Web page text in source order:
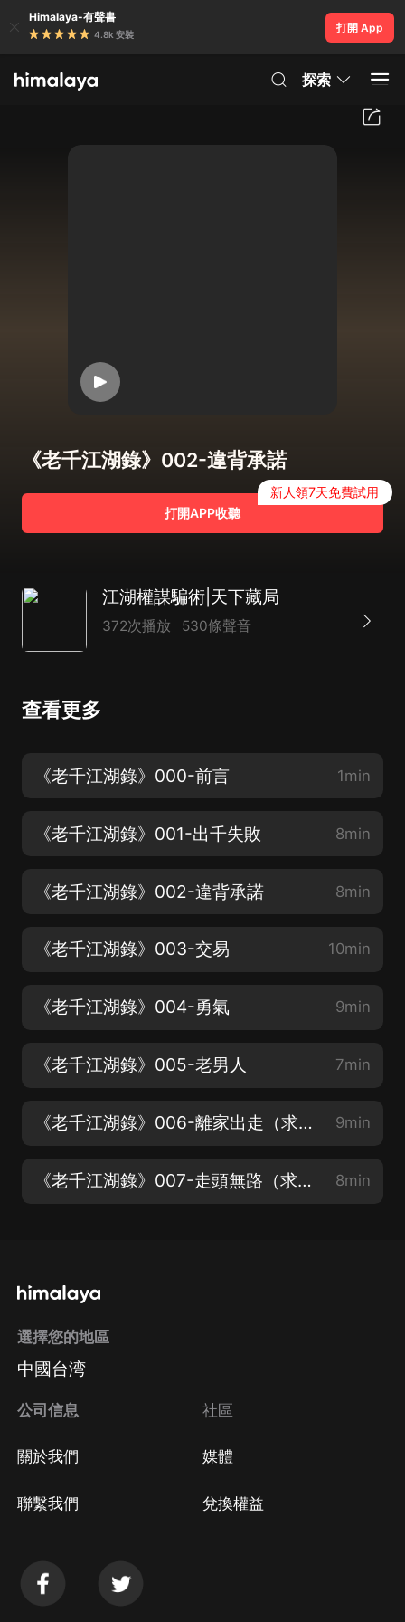
Himalaya-有聲書
4.8k 安裝
打開 App
探索
《老千江湖錄》002-違背承諾
打開APP收聽
新人領7天免費試用
江湖權謀騙術|天下藏局
372次播放 530條聲音
查看更多
《老千江湖錄》000-前言 1min
《老千江湖錄》001-出千失敗 8min
《老千江湖錄》002-違背承諾 8min
《老千江湖錄》003-交易 10min
《老千江湖錄》004-勇氣 9min
《老千江湖錄》005-老男人 7min
《老千江湖錄》006-離家出走（求關注！） 9min
《老千江湖錄》007-走頭無路（求關注！） 8min
選擇您的地區
中國台湾
公司信息
關於我們
聯繫我們
社區
媒體
兌換權益